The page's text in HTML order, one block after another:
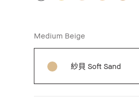
Medium Beige
紗貝 Soft Sand